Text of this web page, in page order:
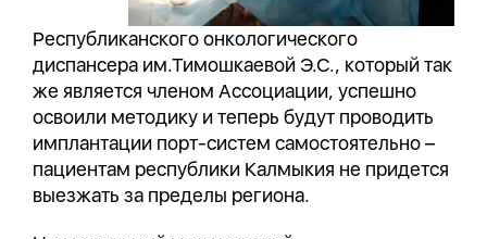
Республиканского онкологического
диспансера им.Тимошкаевой Э.С., который так
же является членом Ассоциации, успешно
освоили методику и теперь будут проводить
имплантации порт-систем самостоятельно –
пациентам республики Калмыкия не придется
выезжать за пределы региона.